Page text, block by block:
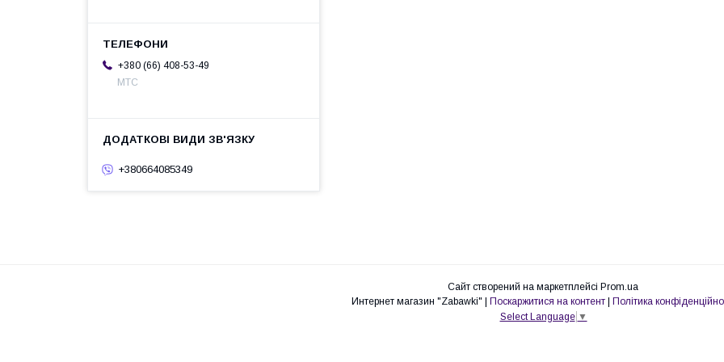
+380 (66) 408-53-49
МТС
+380664085349
Сайт створений на маркетплейсі Prom.ua
Поскаржитися на контент
Політика
Select Language ▼